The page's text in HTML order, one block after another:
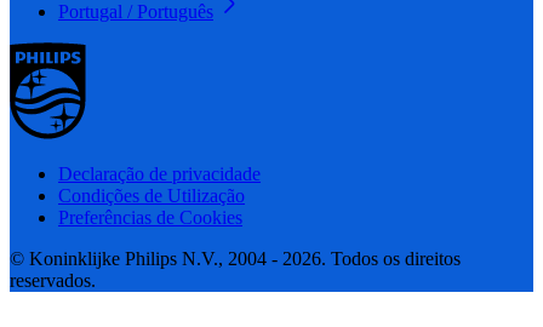
Portugal / Português
Declaração de privacidade
Condições de Utilização
Preferências de Cookies
© Koninklijke Philips N.V., 2004 - 2026. Todos os direitos
reservados.